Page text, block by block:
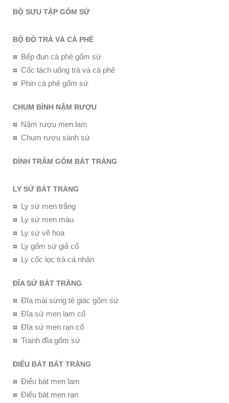
BỘ SƯU TẬP GỐM SỨ
BỘ ĐỒ TRÀ VÀ CÀ PHÊ
Bếp đun cà phê gốm sứ
Cốc tách uống trà và cà phê
Phin cà phê gốm sứ
CHUM BÌNH NẬM RƯỢU
Nậm rượu men lam
Chum rượu sành sứ
ĐỈNH TRẦM GỐM BÁT TRÀNG
LY SỨ BÁT TRÀNG
Ly sứ men trắng
Ly sứ men màu
Ly sứ vẽ hoa
Ly gốm sứ giả cổ
Ly cốc lọc trà cá nhân
ĐĨA SỨ BÁT TRÀNG
Đĩa mài sừng tê giác gốm sứ
Đĩa sứ men lam cổ
Đĩa sứ men rạn cổ
Tranh đĩa gốm sứ
ĐIẾU BÁT BÁT TRÀNG
Điếu bát men lam
Điếu bát men rạn